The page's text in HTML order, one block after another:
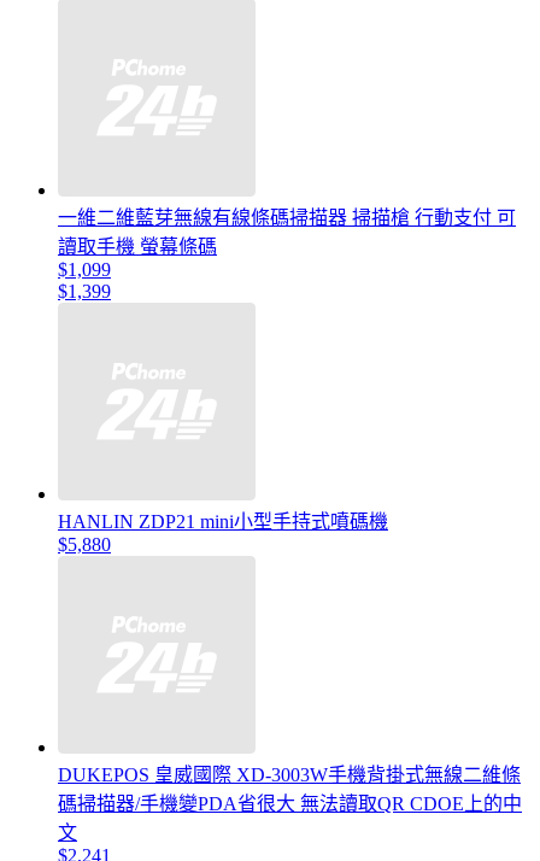
一維二維藍芽無線有線條碼掃描器 掃描槍 行動支付 可
讀取手機 螢幕條碼
$1,099
$1,399
HANLIN ZDP21 mini小型手持式噴碼機
$5,880
DUKEPOS 皇威國際 XD-3003W手機背掛式無線二維條
碼掃描器/手機變PDA省很大 無法讀取QR CDOE上的中
文
$2,241